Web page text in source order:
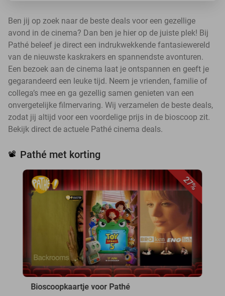
Ben jij op zoek naar de beste deals voor een gezellige
avond in de cinema? Dan ben je hier op de juiste plek! Bij
Pathé beleef je direct een indrukwekkende fantasiewereld
van de nieuwste kaskrakers en spannendste avonturen.
Een bezoek aan de cinema laat je ontspannen en geeft je
gegarandeerd een leuke tijd. Neem je vrienden, familie of
collega’s mee en ga gezellig samen genieten van een
onvergetelijke filmervaring. Wij verzamelen de beste deals,
zodat jij altijd voor een voordelige prijs in de bioscoop zit.
Bekijk direct de actuele Pathé cinema deals.
📽️ Pathé met korting
27%
Bioscoopkaartje voor Pathé